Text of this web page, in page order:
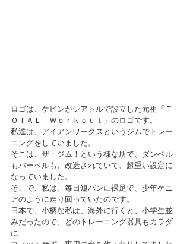
ロゴは、ケビンがシアトルで設立した元祖「Ｔ
ＯＴＡＬ　Ｗｏｒｋｏｕｔ」のロゴです。
私達は、アイアンワークスというジムでトレー
ニングをしていました。
そこは、ザ・ジム！という様な所で、ダンベル
もバーベルも、改造されていて、超重い設定に
なっていました。
そこで、私は、毎日短パンに裸足で、少年ケニ
アのように走り回っていたのです。
日本で、小柄な私は、海外に行くと、小学生並
みだったので、どのトレーニング器具もカラダ
に